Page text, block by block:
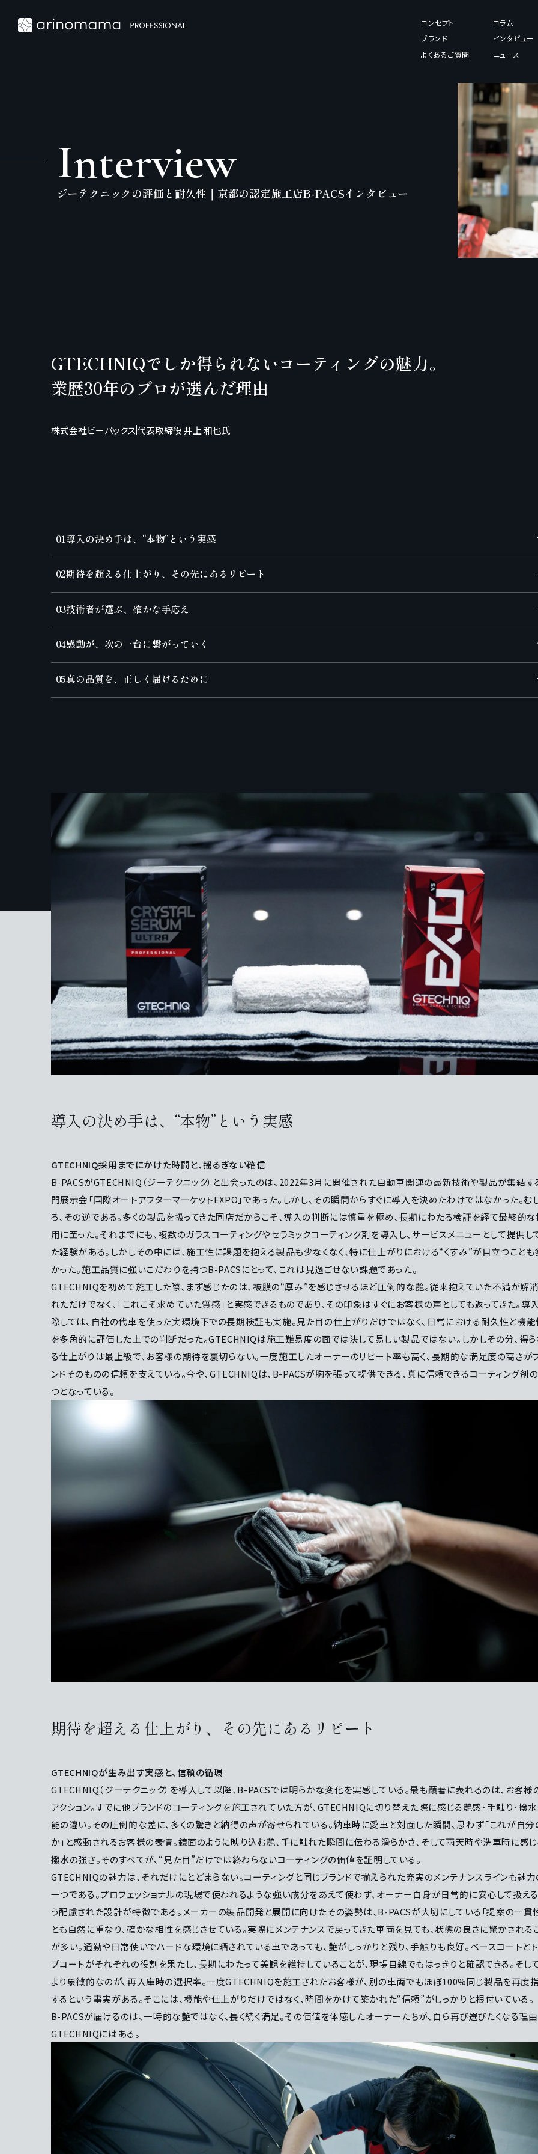
コンセプト
コラム
ブランド
インタビュー
よくあるご質問
ニュース
Interview
ジーテクニックの評価と耐久性｜京都の認定施工店B-PACSインタビュー
GTECHNIQでしか得られないコーティングの魅力。
業歴30年のプロが選んだ理由
株式会社ビーパックス代表取締役 井上 和也氏
01導入の決め手は、“本物”という実感
02期待を超える仕上がり、その先にあるリピート
03技術者が選ぶ、確かな手応え
04感動が、次の一台に繋がっていく
05真の品質を、正しく届けるために
導入の決め手は、“本物”という実感
GTECHNIQ採用までにかけた時間と、揺るぎない確信
B-PACSがGTECHNIQ（ジーテクニック）と出会ったのは、2022年3月に開催された自動車関連の最新技術や製品が集結す
門展示会「国際オートアフターマーケットEXPO」であった。しかし、その瞬間からすぐに導入を決めたわけではなかった。む
ろ、その逆である。多くの製品を扱ってきた同店だからこそ、導入の判断には慎重を極め、長期にわたる検証を経て最終的
用に至った。それまでにも、複数のガラスコーティングやセラミックコーティング剤を導入し、サービスメニューとして提供し
た経験がある。しかしその中には、施工性に課題を抱える製品も少なくなく、特に仕上がりにおける“くすみ”が目立つことも
かった。施工品質に強いこだわりを持つB-PACSにとって、これは見過ごせない課題であった。
GTECHNIQを初めて施工した際、まず感じたのは、被膜の“厚み”を感じさせるほど圧倒的な艶。従来抱えていた不満が解
れただけでなく、「これこそ求めていた質感」と実感できるものであり、その印象はすぐにお客様の声としても返ってきた。導
際しては、自社の代車を使った実環境下での長期検証も実施。見た目の仕上がりだけではなく、日常における耐久性と機能
を多角的に評価した上での判断だった。GTECHNIQは施工難易度の面では決して易しい製品ではない。しかしその分、得
る仕上がりは最上級で、お客様の期待を裏切らない。一度施工したオーナーのリピート率も高く、長期的な満足度の高さが
ンドそのものの信頼を支えている。今や、GTECHNIQは、B-PACSが胸を張って提供できる、真に信頼できるコーティング剤
つとなっている。
期待を超える仕上がり、その先にあるリピート
GTECHNIQが生み出す実感と、信頼の循環
GTECHNIQ（ジーテクニック）を導入して以降、B-PACSでは明らかな変化を実感している。最も顕著に表れるのは、お客様
アクション。すでに他ブランドのコーティングを施工されていた方が、GTECHNIQに切り替えた際に感じる艶感・手触り・撥
能の違い。その圧倒的な差に、多くの驚きと納得の声が寄せられている。納車時に愛車と対面した瞬間、思わず「これが自分
か」と感動されるお客様の表情。鏡面のように映り込む艶、手に触れた瞬間に伝わる滑らかさ、そして雨天時や洗車時に感じ
撥水の強さ。そのすべてが、“見た目”だけでは終わらないコーティングの価値を証明している。
GTECHNIQの魅力は、それだけにとどまらない。コーティングと同じブランドで揃えられた充実のメンテナンスラインも魅力
一つである。プロフェッショナルの現場で使われるような強い成分をあえて使わず、オーナー自身が日常的に安心して扱え
う配慮された設計が特徴である。メーカーの製品開発と展開に向けたその姿勢は、B-PACSが大切にしている「提案の一貫
とも自然に重なり、確かな相性を感じさせている。実際にメンテナンスで戻ってきた車両を見ても、状態の良さに驚かされる
が多い。通勤や日常使いでハードな環境に晒されている車であっても、艶がしっかりと残り、手触りも良好。ベースコートと
プコートがそれぞれの役割を果たし、長期にわたって美観を維持していることが、現場目線でもはっきりと確認できる。そし
より象徴的なのが、再入庫時の選択率。一度GTECHNIQを施工されたお客様が、別の車両でもほぼ100%同じ製品を再度
するという事実がある。そこには、機能や仕上がりだけではなく、時間をかけて築かれた“信頼”がしっかりと根付いている。
B-PACSが届けるのは、一時的な艶ではなく、長く続く満足。その価値を体感したオーナーたちが、自ら再び選びたくなる理由
GTECHNIQにはある。